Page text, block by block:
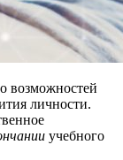
возможностей
личности.
учебного